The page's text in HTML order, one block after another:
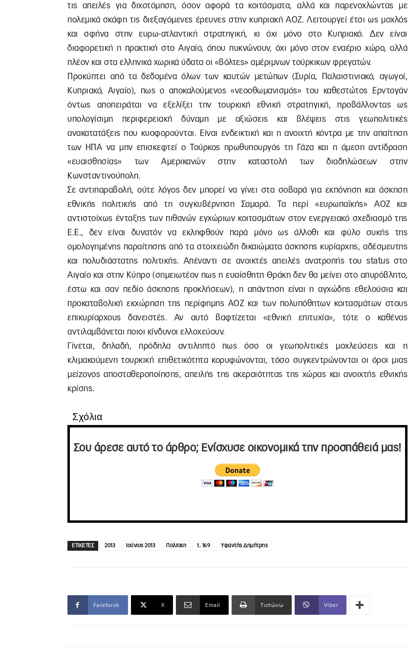
τις απειλές για διχοτόμηση, όσον αφορά τα κοιτάσματα, αλλά και παρενοχλώντας με
πολεμικά σκάφη τις διεξαγόμενες έρευνες στην κυπριακή ΑΟΖ. Λειτουργεί έτσι ως μοχλός
και σφήνα στην ευρω-ατλαντική στρατηγική, κι όχι μόνο στο Κυπριακό. Δεν είναι
διαφορετική η πρακτική στο Αιγαίο, όπου πυκνώνουν, όχι μόνο στον εναέριο χώρο, αλλά
πλέον και στα ελληνικά χωρικά ύδατα οι «βόλτες» αμέριμνων τούρκικων φρεγατών.
Προκύπτει από τα δεδομένα όλων των καυτών μετώπων (Συρία, Παλαιστινιακό, αγωγοί,
Κυπριακό, Αιγαίο), πως ο αποκαλούμενος «νεοοθωμανισμός» του καθεστώτος Ερντογάν
όντως αποπειράται να εξελίξει την τουρκική εθνική στρατηγική, προβάλλοντας ως
υπολογίσιμη περιφερειακή δύναμη με αξιώσεις και βλέψεις στις γεωπολιτικές
ανακατατάξεις που κυοφορούνται. Είναι ενδεικτική και η ανοιχτή κόντρα με την απαίτηση
των ΗΠΑ να μην επισκεφτεί ο Τούρκος πρωθυπουργός τη Γάζα και η άμεση αντίδραση
«ευαισθησίας» των Αμερικανών στην καταστολή των διαδηλώσεων στην
Κωνσταντινούπολη.
Σε αντιπαραβολή, ούτε λόγος δεν μπορεί να γίνει στα σοβαρά για εκπόνηση και άσκηση
εθνικής πολιτικής από τη συγκυβέρνηση Σαμαρά. Τα περί «ευρωπαϊκής» ΑΟΖ και
αντιστοίχως ένταξης των πιθανών εγχώριων κοιτασμάτων στον ενεργειακό σχεδιασμό της
Ε.Ε., δεν είναι δυνατόν να εκληφθούν παρά μόνο ως άλλοθι και φύλο συκής της
ομολογημένης παραίτησης από τα στοιχειώδη δικαιώματα άσκησης κυρίαρχης, αδέσμευτης
και πολυδιάστατης πολιτικής. Απέναντι σε ανοικτές απειλές ανατροπής του status στο
Αιγαίο και στην Κύπρο (σημειωτέον πως η ευαίσθητη Θράκη δεν θα μείνει στο απυρόβλητο,
έστω και σαν πεδίο άσκησης προκλήσεων), η απάντηση είναι η αγχώδης εθελούσια και
προκαταβολική εκχώρηση της περίφημης ΑΟΖ και των πολυπόθητων κοιτασμάτων στους
επικυρίαρχους δανειστές. Αν αυτό βαφτίζεται «εθνική επιτυχία», τότε ο καθένας
αντιλαμβάνεται ποιοι κίνδυνοι ελλοχεύουν.
Γίνεται, δηλαδή, πρόδηλα αντιληπτό πως όσο οι γεωπολιτικές μοχλεύσεις και η
κλιμακούμενη τουρκική επιθετικότητα κορυφώνονται, τόσο συγκεντρώνονται οι όροι μιας
μείζονος αποσταθεροποίησης, απειλής της ακεραιότητας της χώρας και ανοιχτής εθνικής
κρίσης.
Σχόλια
Σου άρεσε αυτό το άρθρο; Ενίσχυσε οικονομικά την προσπάθειά μας!
ΕΤΙΚΕΤΕΣ 2013 Ιούνιος 2013 Πολιτικη τ. 169 Υφαντής Δημήτρης
Facebook X Email Τυπώνω Viber